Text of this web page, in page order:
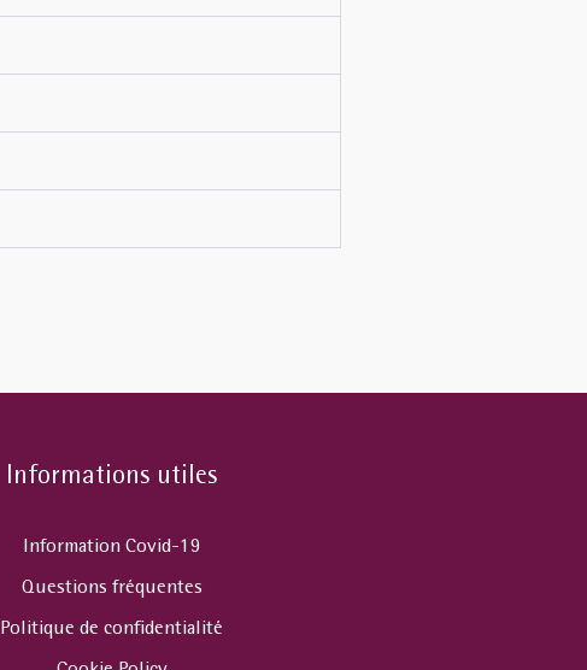
Informations utiles
Information Covid-19
Questions fréquentes
Politique de confidentialité